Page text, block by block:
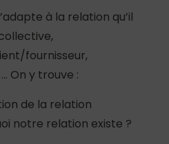
à la relation qu’il
fournisseur,
On y trouve :
de la relation
notre relation existe ?